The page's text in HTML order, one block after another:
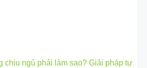
chịu ngủ phải làm sao? Giải pháp tự